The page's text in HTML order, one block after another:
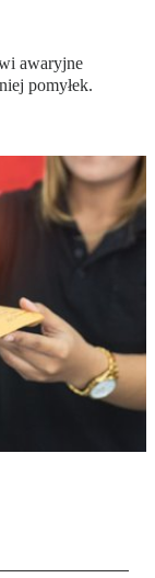
awaryjne
pomyłek.